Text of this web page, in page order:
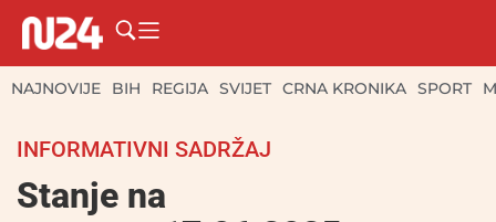
NAJNOVIJE BIH REGIJA SVIJET CRNA KRONIKA SPORT
INFORMATIVNI SADRŽAJ
Stanje na